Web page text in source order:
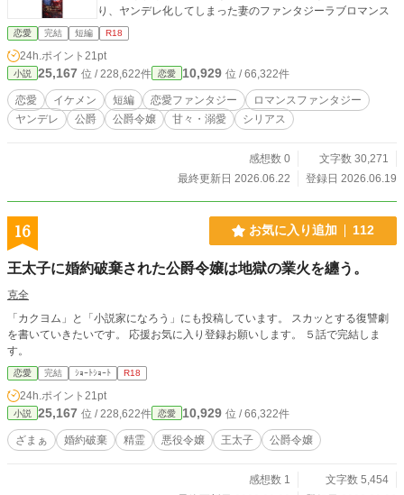
り、ヤンデレ化してしまった妻のファンタジーラブロマンス
恋愛 完結 短編 R18
24h.ポイント 21pt
小説 25,167 位 / 228,622件 恋愛 10,929 位 / 66,322件
恋愛 イケメン 短編 恋愛ファンタジー
ロマンスファンタジー
ヤンデレ
公爵 公爵令嬢 甘々・溺愛 シリアス
感想数 0
文字数 30,271
最終更新日 2026.06.22
登録日 2026.06.19
16 お気に入り追加 112
王太子に婚約破棄された公爵令嬢は地獄の業火を纏う。
克全
「カクヨム」と「小説家になろう」にも投稿しています。 スカッとする復讐劇
を書いていきたいです。 応援お気に入り登録お願いします。 ５話で完結しま
す。
恋愛 完結 ｼｮｰﾄｼｮｰﾄ R18
24h.ポイント 21pt
小説 25,167 位 / 228,622件 恋愛 10,929 位 / 66,322件
ざまぁ 婚約破棄 精霊 悪役令嬢 王太子 公爵令嬢
感想数 1
文字数 5,454